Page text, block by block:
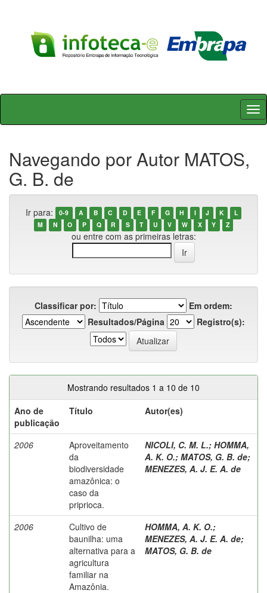
Skip
Navegando por Autor MATOS,
G. B. de
Ir para: 0-9 A B C D E F G H I J K
L
M
N O P Q R S T U V W X Y Z
ou entre com as primeiras letras:
Classificar por:
Em ordem:
Resultados/Página
Registro(s):
Mostrando resultados 1 a 10 de 10
Ano de
publicação
Título Autor(es)
2006
Aproveitamento
da
biodiversidade
amazônica: o
caso da
priprioca.
NICOLI, C. M. L.; HOMMA,
A. K. O.; MATOS, G. B. de;
MENEZES, A. J. E. A. de
2006
Cultivo de
baunilha: uma
alternativa para a
agricultura
familiar na
Amazônia.
HOMMA, A. K. O.;
MENEZES, A. J. E. A. de;
MATOS, G. B. de